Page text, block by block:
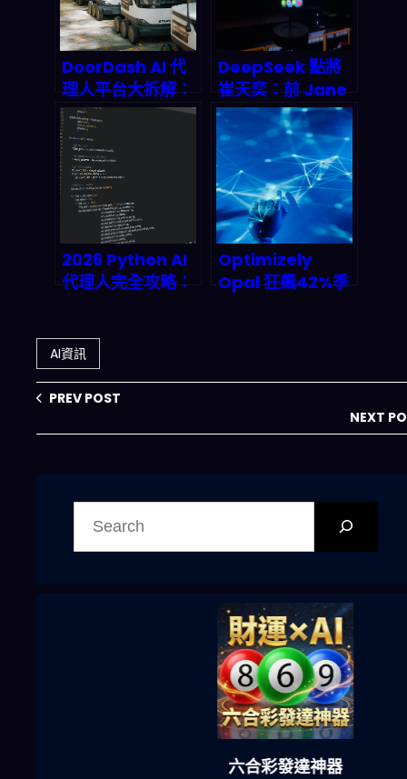
DoorDash AI 代
理人平台大拆解：
2026 外送物流自
動化的終極戰場
DeepSeek 點將
崔天奕：前 Jane
Street 量化老兵
執掌 Harness 團
隊，代理式 AI 正
在改寫金融市場的
底層邏輯
2026 Python AI
代理人完全攻略：
Optimizely
Opal 狂飆42%季
AI資訊
PREV POST
NEXT
六合彩發達神器